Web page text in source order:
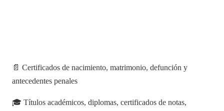
📄 Certificados de nacimiento, matrimonio, defunción y
antecedentes penales
🎓 Títulos académicos, diplomas, certificados de notas,